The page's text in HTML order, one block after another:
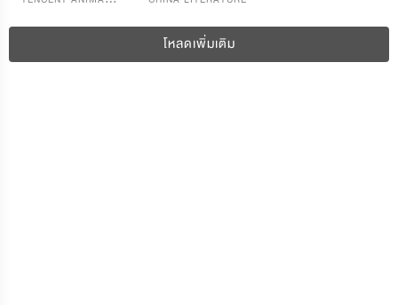
โหลดเพิ่มเติม